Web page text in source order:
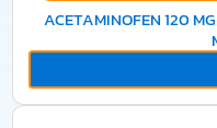
ACETAMINOFEN 120